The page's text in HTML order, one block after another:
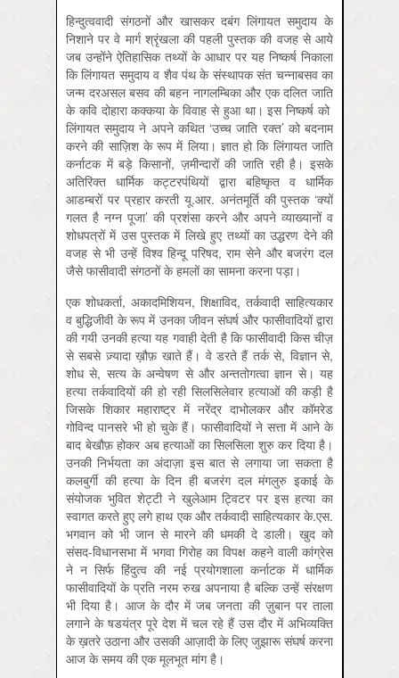
हिन्दुत्ववादी संगठनों और खासकर दबंग लिंगायत समुदाय के
निशाने पर वे मार्ग श्रृंखला की पहली पुस्तक की वजह से आये
जब उन्होंने ऐतिहासिक तथ्यों के आधार पर यह निष्कर्ष निकाला
कि लिंगायत समुदाय व शैव पंथ के संस्थापक संत चन्नाबसव का
जन्म दरअसल बसव की बहन नागलम्बिका और एक दलित जाति
के कवि दोहारा कक्कया के विवाह से हुआ था। इस निष्कर्ष को
लिंगायत समुदाय ने अपने कथित ‘उच्च जाति रक्त’ को बदनाम
करने की साज़िश के रूप में लिया। ज्ञात हो कि लिंगायत जाति
कर्नाटक में बड़े किसानों, ज़मीन्दारों की जाति रही है। इसके
अतिरिक्त धार्मिक कट्टरपंथियों द्वारा बहिष्कृत व धार्मिक
आडम्बरों पर प्रहार करती यू.आर. अनंतमूर्ति की पुस्तक ‘क्यों
गलत है नग्न पूजा’ की प्रशंसा करने और अपने व्याख्यानों व
शोधपत्रों में उस पुस्तक में लिखे हुए तथ्यों का उद्धरण देने की
वजह से भी उन्हें विश्व हिन्दू परिषद, राम सेने और बजरंग दल
जैसे फासीवादी संगठनों के हमलों का सामना करना पड़ा।
एक शोधकर्ता, अकादमिशियन, शिक्षाविद, तर्कवादी साहित्यकार
व बुद्धिजीवी के रूप में उनका जीवन संघर्ष और फासीवादियों द्वारा
की गयी उनकी हत्या यह गवाही देती है कि फासीवादी किस चीज़
से सबसे ज़्यादा ख़ौफ़ खाते हैं। वे डरते हैं तर्क से, विज्ञान से,
शोध से, सत्य के अन्वेषण से और अन्ततोगत्वा ज्ञान से। यह
हत्या तर्कवादियों की हो रही सिलसिलेवार हत्याओं की कड़ी है
जिसके शिकार महाराष्ट्र में नरेंद्र दाभोलकर और कॉमरेड
गोविन्द पानसरे भी हो चुके हैं। फासीवादियों ने सत्ता में आने के
बाद बेखौफ़ होकर अब हत्याओं का सिलसिला शुरु कर दिया है।
उनकी निर्भयता का अंदाज़ा इस बात से लगाया जा सकता है
कलबुर्गी की हत्या के दिन ही बजरंग दल मंगलुरु इकाई के
संयोजक भुवित शेट्टी ने खुलेआम ट्विटर पर इस हत्या का
स्वागत करते हुए लगे हाथ एक और तर्कवादी साहित्यकार के.एस.
भगवान को भी जान से मारने की धमकी दे डाली। खुद को
संसद-विधानसभा में भगवा गिरोह का विपक्ष कहने वाली कांग्रेस
ने न सिर्फ हिंदुत्व की नई प्रयोगशाला कर्नाटक में धार्मिक
फासीवादियों के प्रति नरम रुख अपनाया है बल्कि उन्हें संरक्षण
भी दिया है। आज के दौर में जब जनता की ज़ुबान पर ताला
लगाने के षडयंत्र पूरे देश में चल रहे हैं उस दौर में अभिव्यक्ति
के ख़तरे उठाना और उसकी आज़ादी के लिए जुझारू संघर्ष करना
आज के समय की एक मूलभूत मांग है।